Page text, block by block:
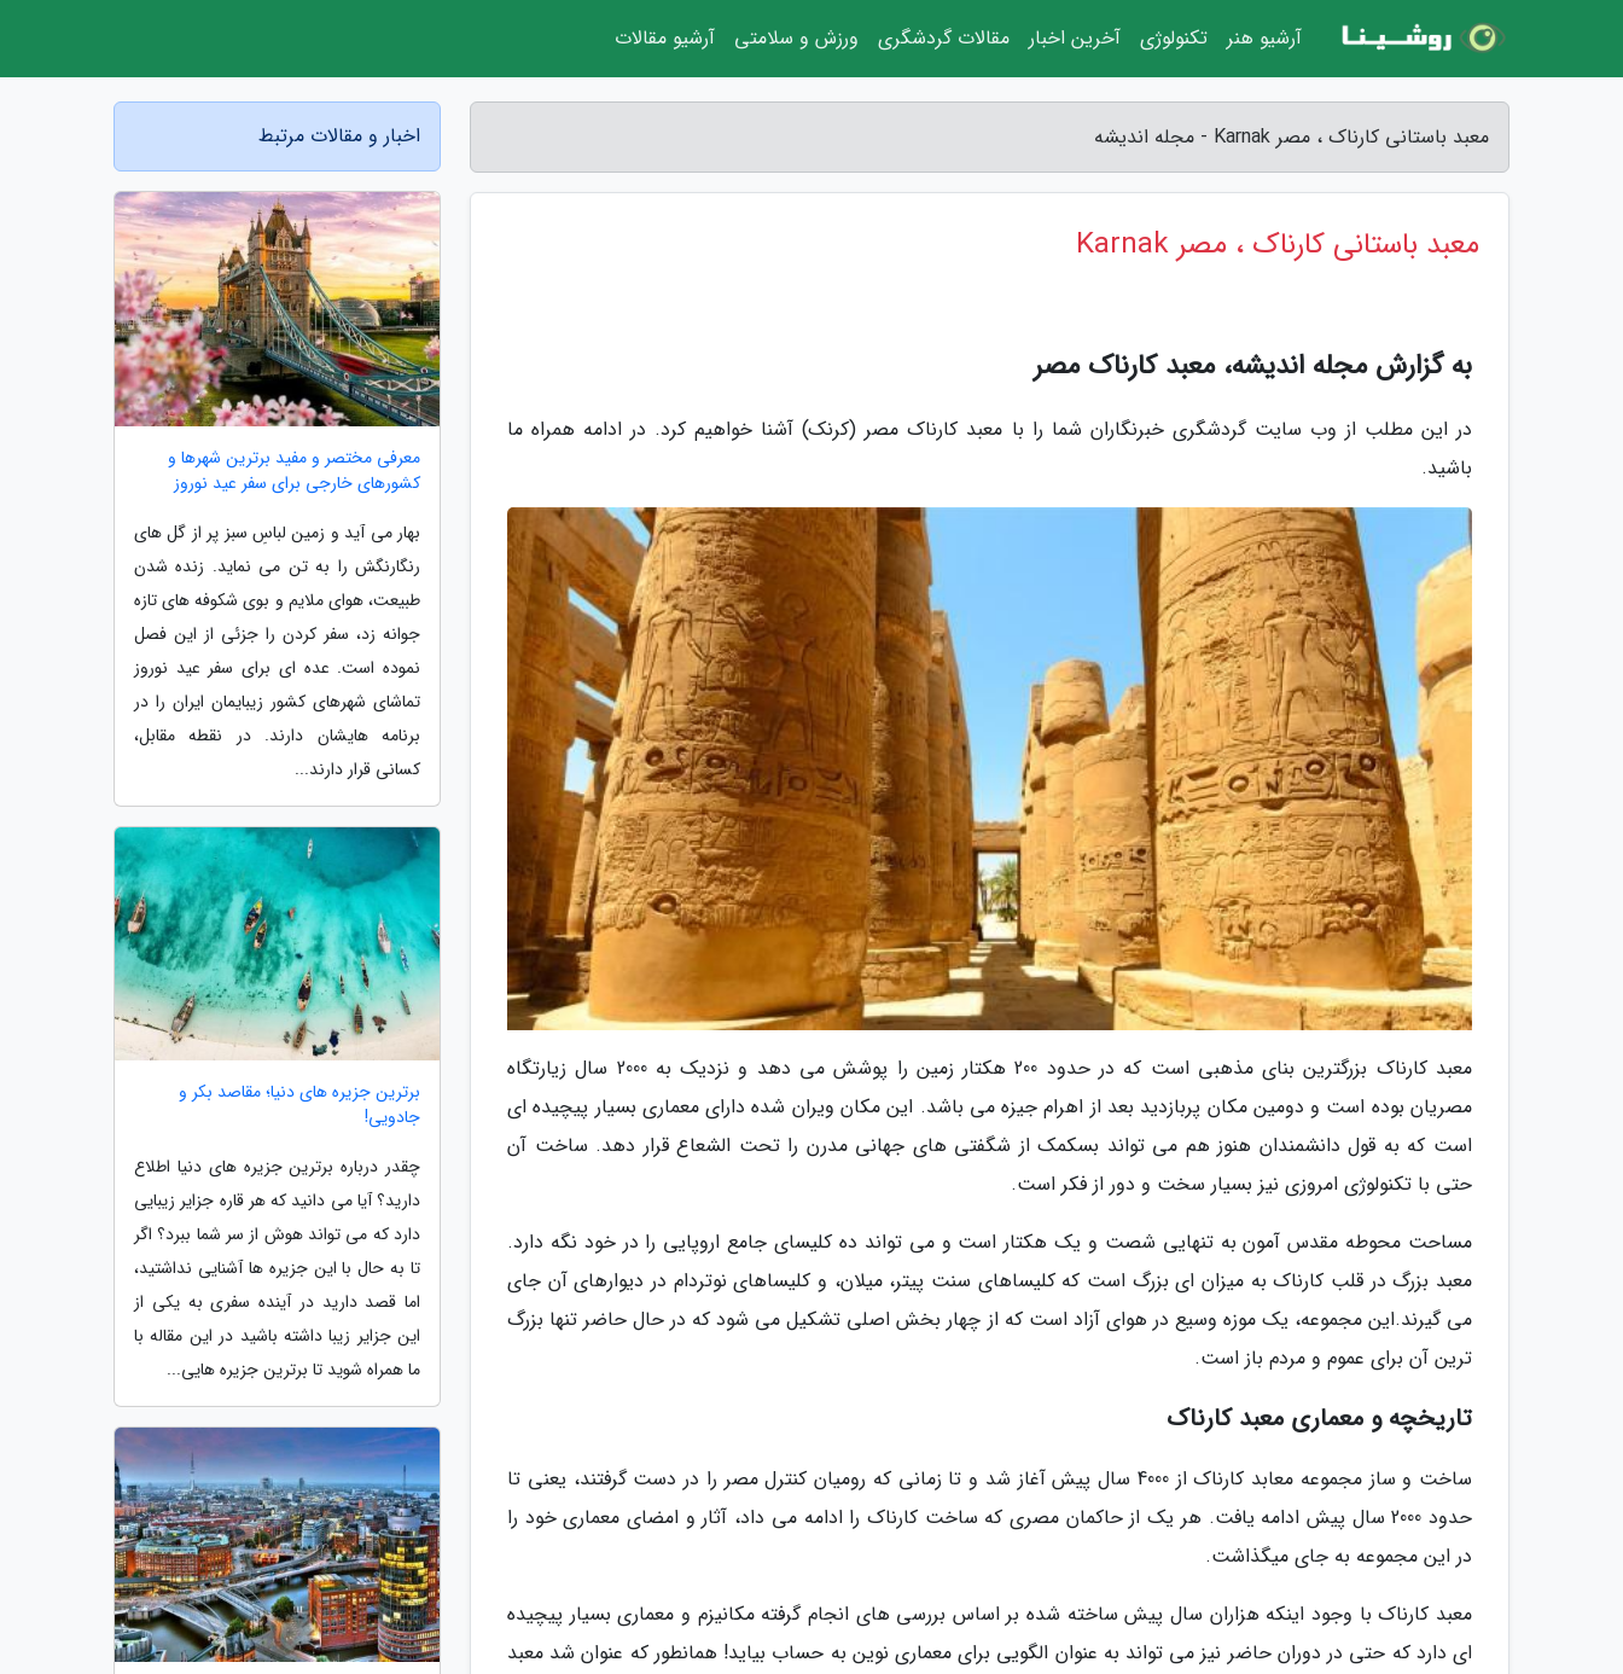
معبد باستانی کارناک ، مصر Karnak - مجله اندیشه
معبد باستانی کارناک ، مصر Karnak
به گزارش مجله اندیشه، معبد کارناک مصر
در این مطلب از وب سایت گردشگری خبرنگاران شما را با معبد کارناک مصر (کرنک) آشنا خواهیم کرد. در ادامه همراه ما
باشید.
معبد کارناک بزرگترین بنای مذهبی است که در حدود 200 هکتار زمین را پوشش می دهد و نزدیک به 2000 سال زیارتگاه
مصریان بوده است و دومین مکان پربازدید بعد از اهرام جیزه می باشد. این مکان ویران شده دارای معماری بسیار پیچیده ای
است که به قول دانشمندان هنوز هم می تواند بسکمک از شگفتی های جهانی مدرن را تحت الشعاع قرار دهد. ساخت آن
حتی با تکنولوژی امروزی نیز بسیار سخت و دور از فکر است.
مساحت محوطه مقدس آمون به تنهایی شصت و یک هکتار است و می تواند ده کلیسای جامع اروپایی را در خود نگه دارد.
معبد بزرگ در قلب کارناک به میزان ای بزرگ است که کلیساهای سنت پیتر، میلان، و کلیساهای نوتردام در دیوارهای آن جای
می گیرند.این مجموعه، یک موزه وسیع در هوای آزاد است که از چهار بخش اصلی تشکیل می شود که در حال حاضر تنها بزرگ
ترین آن برای عموم و مردم باز است.
تاریخچه و معماری معبد کارناک
ساخت و ساز مجموعه معابد کارناک از 4000 سال پیش آغاز شد و تا زمانی که رومیان کنترل مصر را در دست گرفتند، یعنی تا
حدود 2000 سال پیش ادامه یافت. هر یک از حاکمان مصری که ساخت کارناک را ادامه می داد، آثار و امضای معماری خود را
در این مجموعه به جای میگذاشت.
معبد کارناک با وجود اینکه هزاران سال پیش ساخته شده بر اساس بررسی های انجام گرفته مکانیزم و معماری بسیار پیچیده
ای دارد که حتی در دوران حاضر نیز می تواند به عنوان الگویی برای معماری نوین به حساب بیاید! همانطور که عنوان شد معبد
اخبار و مقالات مرتبط
معرفی مختصر و مفید برترین شهرها و
کشورهای خارجی برای سفر عید نوروز
بهار می آید و زمین لباسِ سبز پر از گل های
رنگارنگش را به تن می نماید. زنده شدن
طبیعت، هوای ملایم و بوی شکوفه های تازه
جوانه زد، سفر کردن را جزئی از این فصل
نموده است. عده ای برای سفر عید نوروز
تماشای شهرهای کشور زیبایمان ایران را در
برنامه هایشان دارند. در نقطه مقابل،
کسانی قرار دارند...
برترین جزیره های دنیا؛ مقاصد بکر و
جادویی!
چقدر درباره برترین جزیره های دنیا اطلاع
دارید؟ آیا می دانید که هر قاره جزایر زیبایی
دارد که می تواند هوش از سر شما ببرد؟ اگر
تا به حال با این جزیره ها آشنایی نداشتید،
اما قصد دارید در آینده سفری به یکی از
این جزایر زیبا داشته باشید در این مقاله با
ما همراه شوید تا برترین جزیره هایی...
آرشیو هنر تکنولوژی آخرین اخبار مقالات گردشگری ورزش و سلامتی آرشیو مقالات